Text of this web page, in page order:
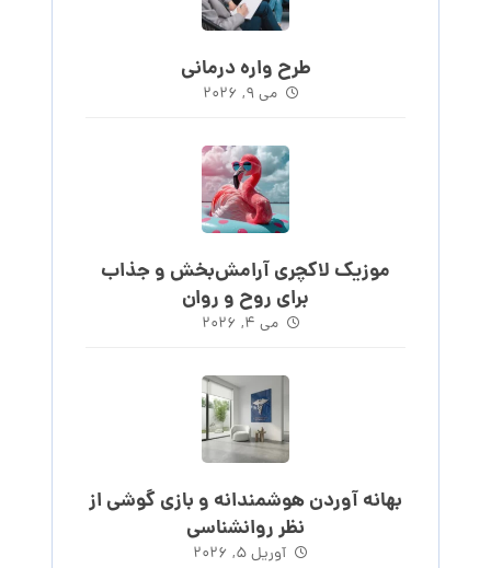
طرح واره درمانی
می ۹, ۲۰۲۶
موزیک لاکچری آرامش‌بخش‌ و جذاب‌
برای روح و روان
می ۴, ۲۰۲۶
بهانه آوردن هوشمندانه و بازی گوشی از
نظر روانشناسی
آوریل ۵, ۲۰۲۶